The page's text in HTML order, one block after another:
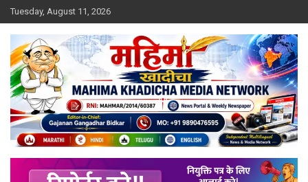
Skip
to
content
Tuesday, August 11, 2026
Mahimakhadicha